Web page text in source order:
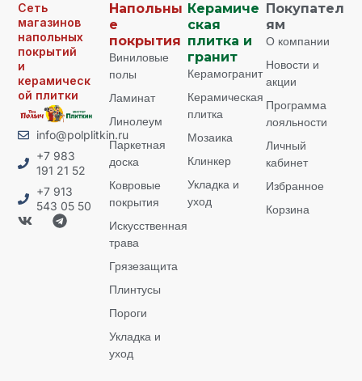
Сеть
магазинов
напольных
покрытий
и
керамическ
ой плитки
info@polplitkin.ru
+7 983
191 21 52
+7 913
543 05 50
Напольны
е
покрытия
Виниловые
полы
Ламинат
Линолеум
Паркетная
доска
Ковровые
покрытия
Искусственная
трава
Грязезащита
Плинтусы
Пороги
Укладка и
уход
Керамиче
ская
плитка и
гранит
Керамогранит
Керамическая
плитка
Мозаика
Клинкер
Укладка и
уход
Покупател
ям
О компании
Новости и
акции
Программа
лояльности
Личный
кабинет
Избранное
Корзина